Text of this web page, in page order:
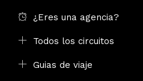
¿Eres una agencia?
Todos los circuitos
Guias de viaje